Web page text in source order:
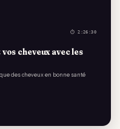
⏱ 2:26:30
cheveux avec les
des cheveux en bonne santé